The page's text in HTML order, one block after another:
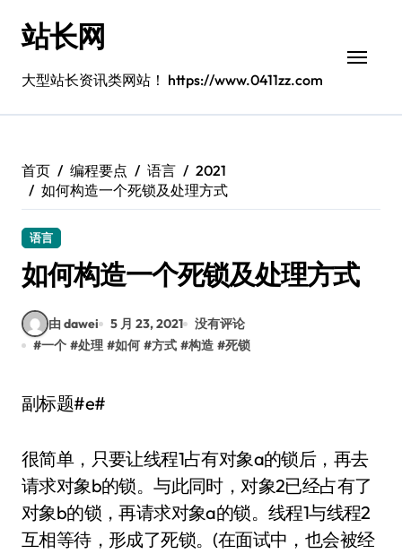
站长网
大型站长资讯类网站！ https://www.0411zz.com
首页 编程要点 语言
2021
如何构造一个死锁及处理方式
语言
如何构造一个死锁及处理方式
由 dawei 5 月 23, 2021
没有评论
#一个 #处理 #如何 #方式 #构造 #死锁
副标题#e#
很简单，只要让线程1占有对象a的锁后，再去
请求对象b的锁。与此同时，对象2已经占有了
对象b的锁，再请求对象a的锁。线程1与线程2
互相等待，形成了死锁。(在面试中，也会被经